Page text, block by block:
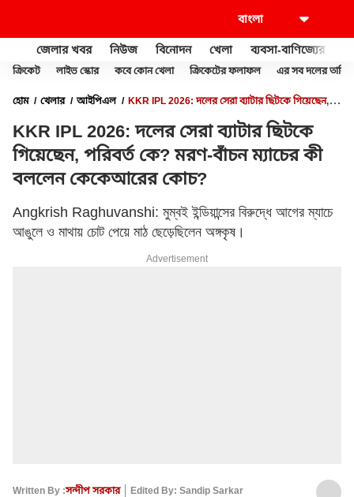
জেলার খবর নিউজ বিনোদন খেলা ব্যবসা-বাণিজ্যের
ক্রিকেট লাইভ স্কোর কবে কোন খেলা ক্রিকেটের ফলাফল এর সব দলের
হোম খেলার আইপিএল
KKR IPL 2026: দলের সেরা ব্যাটার ছিটকে গিয়েছেন,
KKR IPL 2026: দলের সেরা ব্যাটার ছিটকে
গিয়েছেন, পরিবর্ত কে? মরণ-বাঁচন ম্যাচের কী
বললেন কেকেআরের কোচ?
Angkrish Raghuvanshi: মুম্বই ইন্ডিয়ান্সের বিরুদ্ধে আগের ম্যাচে
আঙুলে ও মাথায় চোট পেয়ে মাঠ ছেড়েছিলেন অঙ্গকৃষ।
Advertisement
Written By :সন্দীপ সরকার
Edited By: Sandip Sarkar